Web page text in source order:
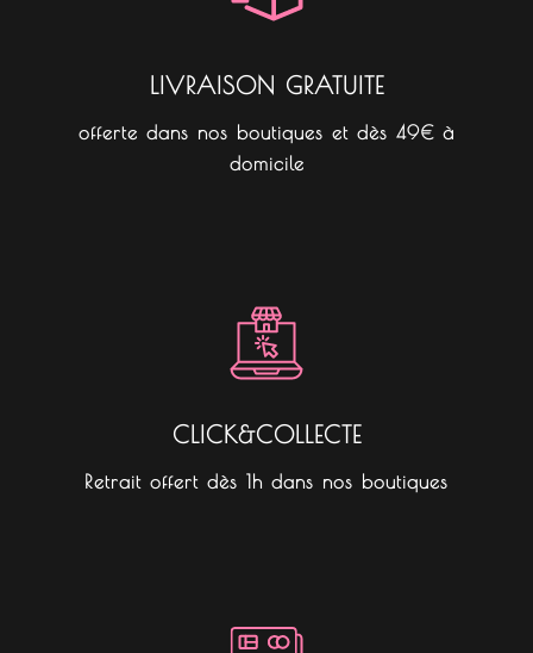
LIVRAISON GRATUITE
offerte dans nos boutiques et dès 49€ à
domicile
CLICK&COLLECTE
Retrait offert dès 1h dans nos boutiques